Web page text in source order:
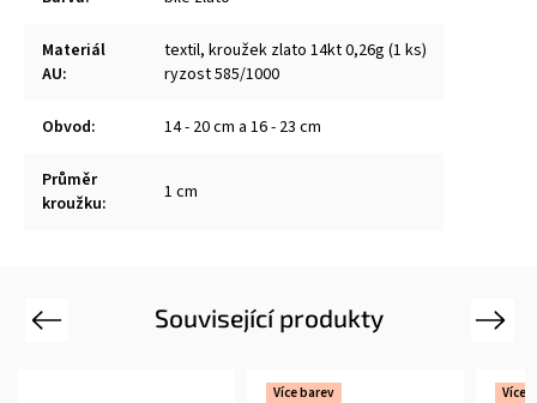
Materiál
AU:
textil, kroužek zlato 14kt 0,26g (1 ks)
ryzost 585/1000
Obvod: 14 - 20 cm a 16 - 23 cm
Průměr
kroužku: 1 cm
Související produkty
Previous
Více barev Více
Next